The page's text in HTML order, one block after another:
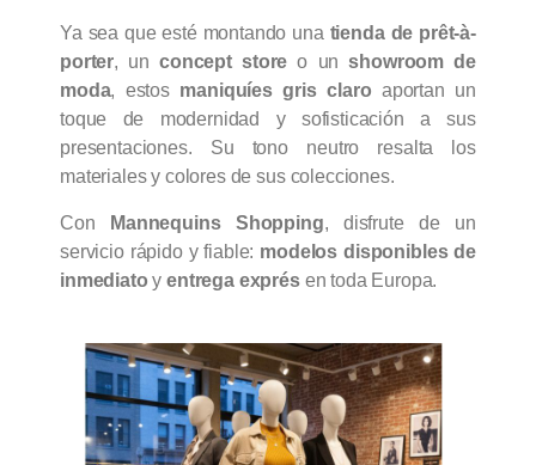
Ya sea que esté montando una tienda de prêt-à-
porter, un concept store o unshowroom de
moda, estos maniquíes gris claro aportan un
toque de modernidad y sofisticación a sus
presentaciones. Su tono neutro resalta los
materiales y colores de sus colecciones.
Con Mannequins Shopping, disfrute de un
servicio rápido y fiable: modelos disponibles de
inmediato yentrega exprésen toda Europa.